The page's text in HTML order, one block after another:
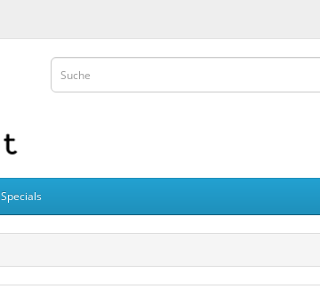
Specials